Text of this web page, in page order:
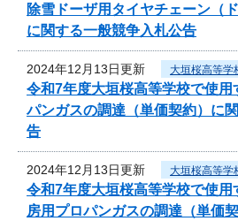
除雪ドーザ用タイヤチェーン（
に関する一般競争入札公告
2024年12月13日更新 大垣桜高等学
令和7年度大垣桜高等学校で使用
パンガスの調達（単価契約）に
告
2024年12月13日更新 大垣桜高等学
令和7年度大垣桜高等学校で使用
房用プロパンガスの調達（単価